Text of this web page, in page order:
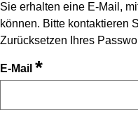
Sie erhalten eine E-Mail,
können. Bitte kontaktieren
Zurücksetzen Ihres
E-Mail *